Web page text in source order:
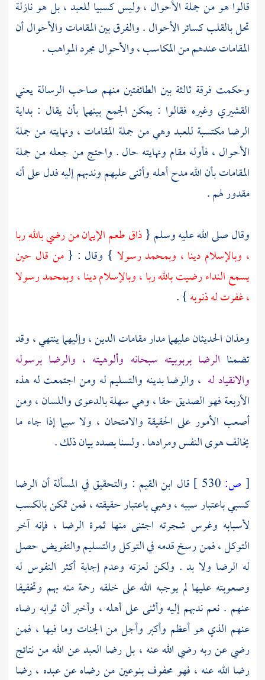
قالوا هو من جملة الأحوال ، وليس كسبيا للعبد ، بل هو نازلة
تحل بالقلب كسائر الأحوال . والفرق بين المقامات والأحوال أن
المقامات عندهم من المكاسب ، والأحوال مجرد المواهب .
وحكمت فرقة ثالثة بين الطائفتين منهم صاحب الرسالة يعني
القشيري وغيره فقالوا : يمكن الجمع بينهما بأن يقال : بداية
الرضا مكتسبة للعبد وهي من جملة المقامات ، ونهايته من جملة
الأحوال ، فأوله مقام ونهايته حال . واحتج من جعله من جملة
المقامات بأن الله مدح أهله وأثنى عليهم وندبهم إليه فدل على أنه
مقدور لهم .
وقال صلى الله عليه وسلم {ذاق طعم الإيمان من رضي بالله ربا
، وبالإسلام دينا ، وبمحمد رسولا } وقال : {من قال حين
يسمع النداء رضيت بالله ربا ، وبالإسلام دينا ، وبمحمد رسولا
، غفرت له ذنوبه} .
وهذان الحديثان عليهما مدار مقامات الدين ، وإليهما ينتهي ، وقد
تضمنا الرضا بربوبيته سبحانه وألوهيته ، والرضا برسوله
والانقياد له ، والرضا بدينه والتسليم له ومن اجتمعت له هذه
الأربعة فهو الصديق حقا ، وهي سهلة بالدعوى واللسان ، ومن
أصعب الأمور على الحقيقة والامتحان ، ولا سيما إذا جاء ما
يخالف هوى النفس ومرادها . ولسنا بصدد بيان ذلك .
[ ص: قال ابن القيم : والتحقيق في المسألة أن الرضا
كسبي باعتبار سببه ، وهبي باعتبار حقيقته ، فمن تمكن بالكسب
لأسبابه وغرس شجرته اجتنى منها ثمرة الرضا ، فإنه آخر
التوكل ، فمن رسخ قدمه في التوكل والتسليم والتفويض حصل
له الرضا ولا بد . ولكن لعزته وعدم إجابة أكثر النفوس له
وصعوبته عليها لم يوجبه الله على خلقه رحمة منه بهم وتخفيفا
عنهم . نعم ندبهم إليه وأثنى على أهله ، وأخبر أن ثوابه رضاه
عنهم الذي هو أعظم وأكبر وأجل من الجنات وما فيها ، فمن
رضي عن ربه رضي الله عنه ، بل رضا العبد عن الله من نتائج
رضا الله عنه ، فهو محفوف بنوعين من رضاه عن عبده ، رضا